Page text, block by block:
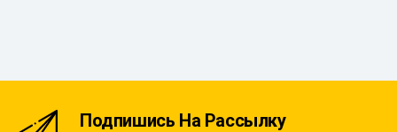
Подпишись На Рассылку